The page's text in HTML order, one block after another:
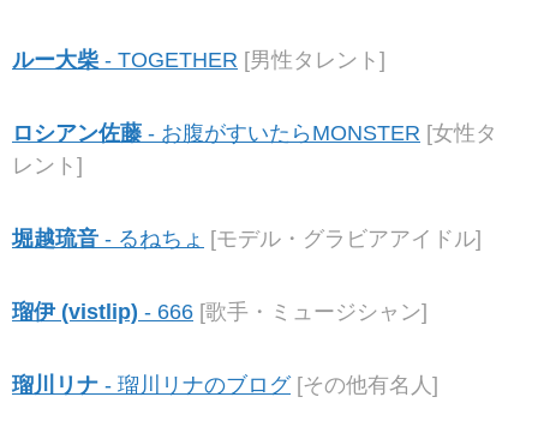
ルー大柴 - TOGETHER [男性タレント]
ロシアン佐藤 - お腹がすいたらMONSTER [女性タ
レント]
堀越琉音 - るねちょ [モデル・グラビアアイドル]
瑠伊 (vistlip) - 666 [歌手・ミュージシャン]
瑠川リナ - 瑠川リナのブログ [その他有名人]